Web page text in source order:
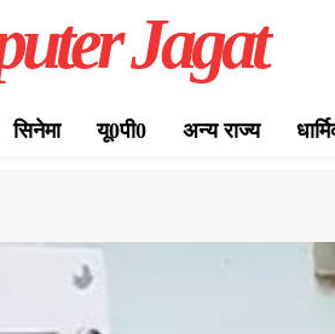
Jagat
सिनेमा यू0पी0 अन्य राज्य